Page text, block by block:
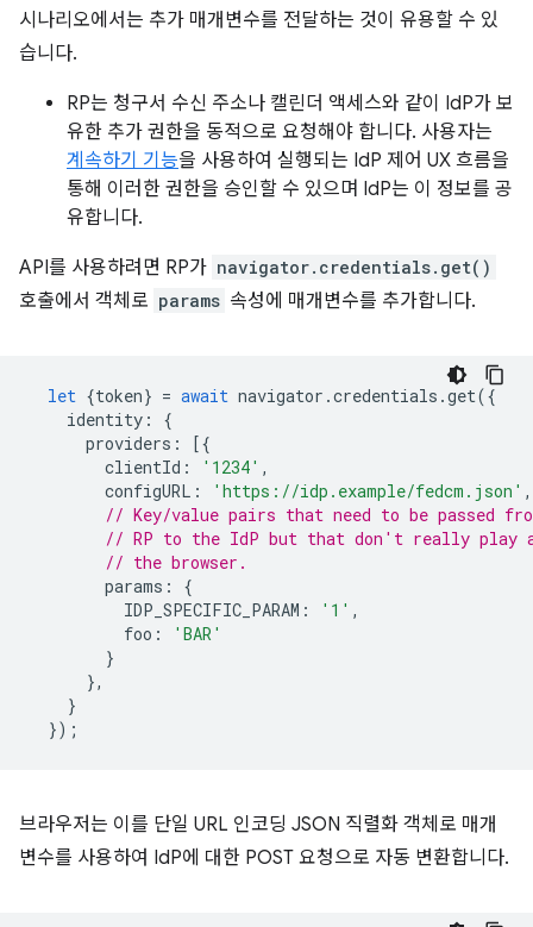
시나리오에서는 추가 매개변수를 전달하는 것이 유용할 수 있
습니다.
RP는 청구서 수신 주소나 캘린더 액세스와 같이 IdP가 보
유한 추가 권한을 동적으로 요청해야 합니다. 사용자는
계속하기 기능을 사용하여 실행되는 IdP 제어 UX 흐름을
통해 이러한 권한을 승인할 수 있으며 IdP는 이 정보를 공
유합니다.
API를 사용하려면 RP가 navigator.credentials.get()
호출에서 객체로 params 속성에 매개변수를 추가합니다.
let {token} = await navigator .credentials .get({
identity :
{
providers :
[{
clientId : '1234' ,
configURL : 'https://idp.example/fedcm.json' ,
// Key/value pairs that need to be passed
// RP to the IdP but that don't really play
// the browser.
params :
{
IDP_SPECIFIC_PARAM : '1' ,
foo :
'BAR'
}
},
}
});
브라우저는 이를 단일 URL 인코딩 JSON 직렬화 객체로 매개
변수를 사용하여 IdP에 대한 POST 요청으로 자동 변환합니다.